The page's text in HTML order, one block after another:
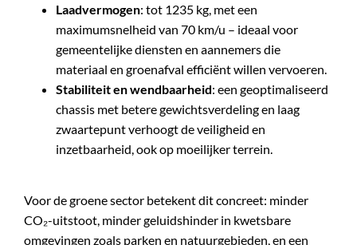
Laadvermogen: tot 1235 kg, met een
maximumsnelheid van 70 km/u – ideaal voor
gemeentelijke diensten en aannemers die
materiaal en groenafval efficiënt willen vervoeren.
Stabiliteit en wendbaarheid: een geoptimaliseerd
chassis met betere gewichtsverdeling en laag
zwaartepunt verhoogt de veiligheid en
inzetbaarheid, ook op moeilijker terrein.
Voor de groene sector betekent dit concreet: minder
CO₂-uitstoot, minder geluidshinder in kwetsbare
omgevingen zoals parken en natuurgebieden, en een